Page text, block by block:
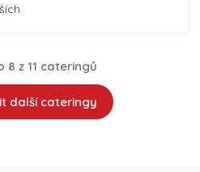
8 z 11 cateringů
další cateringy